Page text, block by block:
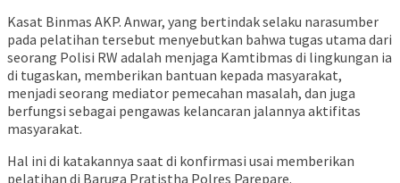
Kasat Binmas AKP. Anwar, yang bertindak selaku narasumber
pada pelatihan tersebut menyebutkan bahwa tugas utama dari
seorang Polisi RW adalah menjaga Kamtibmas di lingkungan ia
di tugaskan, memberikan bantuan kepada masyarakat,
menjadi seorang mediator pemecahan masalah, dan juga
berfungsi sebagai pengawas kelancaran jalannya aktifitas
masyarakat.
Hal ini di katakannya saat di konfirmasi usai memberikan
pelatihan di Baruga Pratistha Polres Parepare.